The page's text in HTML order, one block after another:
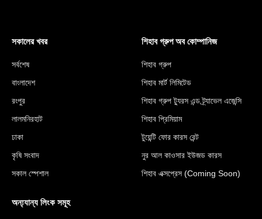
সকালের খবর
সর্বশেষ
বাংলাদেশ
রংপুর
লালমনিরহাট
ঢাকা
কৃষি সংবাদ
সকাল স্পেশাল
শিহাব গ্রুপ অব কোম্পানিজ
শিহাব গ্রুপ
শিহাব মার্ট লিমিটেড
শিহাব গ্রুপ ট্যুরস এন্ড ট্র্যাভেল এজেন্সি
শিহাব প্রিমিয়াম
টুয়েন্টি ফোর কারস রেন্ট
নুর আল কাওসার ইউজড কারস
শিহাব এক্সপ্রেস (Coming Soon)
অন্য্যান্য লিংক সমূহ